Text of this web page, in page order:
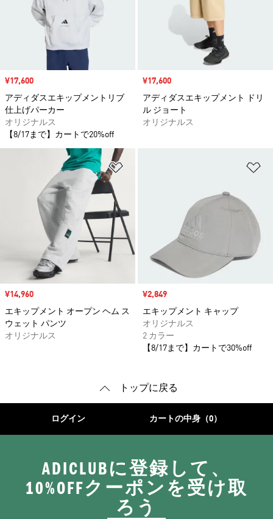
セール価格
¥17,600
アディダスエキップメントリブ
仕上げパーカー
オリジナルス
【8/17まで】カートで20%off
セール価格
¥17,600
アディダスエキップメント ドリ
ル ジョート
オリジナルス
セール価格
¥14,960
エキップメント オープン ヘム ス
ウェット パンツ
オリジナルス
セール価格
¥2,849
エキップメント キャップ
オリジナルス
2 カラー
【8/17まで】カートで30%off
トップに戻る
ログイン カートの中身（0）
ADICLUBに登録して、
10%OFFクーポンを受け取
ろう